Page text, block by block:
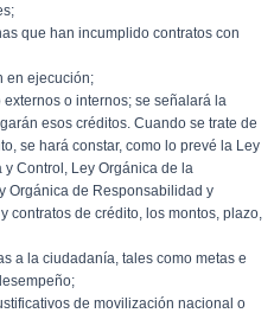
que han incumplido contratos con
en ejecución;
o internos; se señalará la
esos créditos. Cuando se trate de
se hará constar, como lo prevé la Ley
Control, Ley Orgánica de la
Orgánica de Responsabilidad y
contratos de crédito, los montos, plazo,
a la ciudadanía, tales como metas e
de movilización nacional o